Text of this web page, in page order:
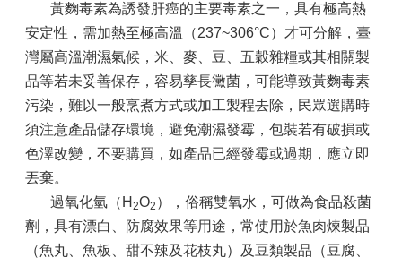
黃麴毒素為誘發肝癌的主要毒素之一，具有極高熱
安定性，需加熱至極高溫（237~306°C）才可分解，臺
灣屬高溫潮濕氣候，米、麥、豆、五穀雜糧或其相關製
品等若未妥善保存，容易孳長黴菌，可能導致黃麴毒素
污染，難以一般烹煮方式或加工製程去除，民眾選購時
須注意產品儲存環境，避免潮濕發霉，包裝若有破損或
色澤改變，不要購買，如產品已經發霉或過期，應立即
丟棄。
過氧化氫（H 2O2 ），俗稱雙氧水，可做為食品殺菌
劑，具有漂白、防腐效果等用途，常使用於魚肉煉製品
（魚丸、魚板、甜不辣及花枝丸）及豆類製品（豆腐、